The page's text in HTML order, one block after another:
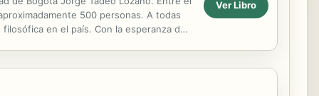
500 personas. A todas
en el país. Con la esperanza de
Ver Libro